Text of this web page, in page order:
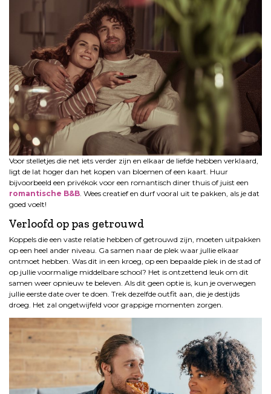
Voor stelletjes die net iets verder zijn en elkaar de liefde hebben verklaard,
ligt de lat hoger dan het kopen van bloemen of een kaart. Huur
bijvoorbeeld een privékok voor een romantisch diner thuis of juist een
romantische B&B. Wees creatief en durf vooral uit te pakken, als je dat
goed voelt!
Verloofd op pas getrouwd
Koppels die een vaste relatie hebben of getrouwd zijn, moeten uitpakken
op een heel ander niveau. Ga samen naar de plek waar jullie elkaar
ontmoet hebben. Was dit in een kroeg, op een bepaalde plek in de stad of
op jullie voormalige middelbare school? Het is ontzettend leuk om dit
samen weer opnieuw te beleven. Als dit geen optie is, kun je overwegen
jullie eerste date over te doen. Trek dezelfde outfit aan, die je destijds
droeg. Het zal ongetwijfeld voor grappige momenten zorgen.